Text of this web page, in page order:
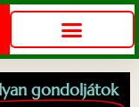
gondoljátok